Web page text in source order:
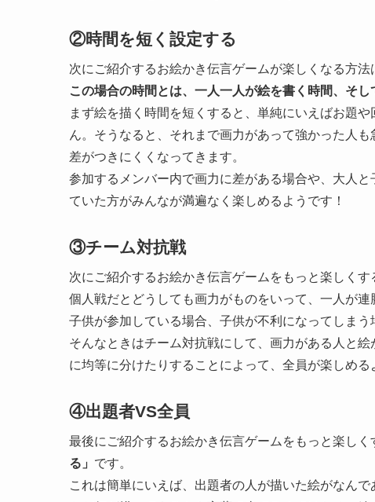
②時間を短く設定する
次にご紹介するお絵かき伝言ゲームが楽しくなる方法
この場合の時間とは、一人一人が絵を書く時間、そし
まず絵を描く時間を短くすると、単純にいえばお題
ん。そうなると、それまで画力があって強かった人
差がつきにくくなってきます。
参加するメンバー内で画力に差がある場合や、大人
ていた方がみんなが満遍なく楽しめるようです！
③チーム対抗戦
次にご紹介するお絵かき伝言ゲームをもっと楽しくす
個人戦だとどうしても画力がものをいって、一人が
子供が参加している場合、子供が不利になってしまう
そんなときはチーム対抗戦にして、 画力がある人と絵
に均等に分けたりする ことによって、全員が楽しめる
④出題者VS全員
最後にご紹介するお絵かき伝言ゲームをもっと楽しく
る」 です。
これは簡単にいえば、 出題者の人が描いた絵がなん